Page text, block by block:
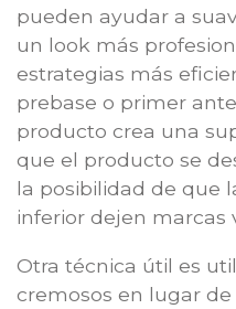
pueden ayudar a
un look más
estrategias más
prebase o primer
producto crea una
que el producto se
la posibilidad de que
inferior dejen marcas
Otra técnica útil es
cremosos en lugar